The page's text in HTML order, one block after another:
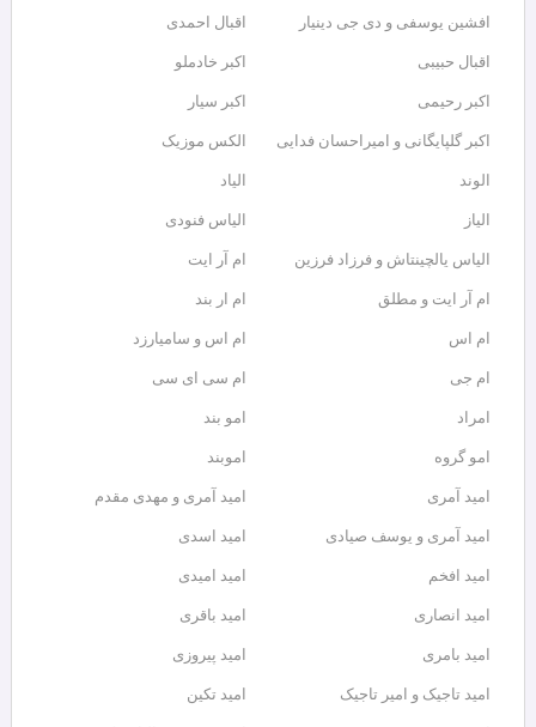
افشین یوسفی و دی جی دینیار اقبال احمدی
اقبال حبیبی اکبر خادملو
اکبر رحیمی اکبر سیار
اکبر گلپایگانی و امیراحسان فدایی الکس موزیک
الوند الیاد
الیاز الیاس فنودی
الیاس یالچینتاش و فرزاد فرزین ام آر ایت
ام آر ایت و مطلق ام‌ ار بند
ام اس ام اس و سامیارزد
ام جی ام سی ای سی
امراد امو بند
امو گروه اموبند
امید آمری امید آمری و مهدی مقدم
امید آمری و یوسف صیادی امید اسدی
امید افخم امید امیدی
امید انصاری امید باقری
امید بامری امید پیروزی
امید تاجیک و امیر تاجیک امید تکین